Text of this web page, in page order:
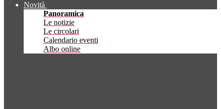
Novità
Panoramica
Le notizie
Le circolari
Calendario eventi
Albo online